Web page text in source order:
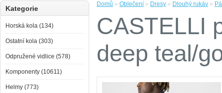
Domů » Oblečení » Dresy » Dlouhý rukáv »
CASTELLI
deep teal/
Kategorie
Horská kola (134)
Ostatní kola (303)
Odpružené vidlice (578)
Komponenty (10611)
Helmy (773)